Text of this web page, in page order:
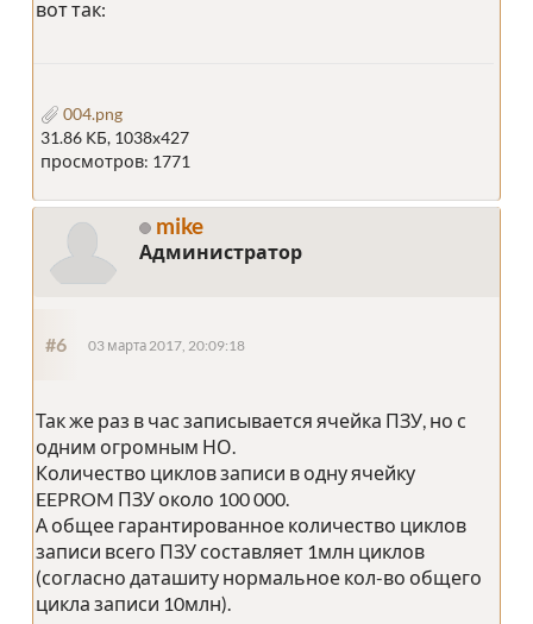
вот так:
004.png
31.86 КБ, 1038x427
просмотров: 1771
mike
Администратор
#6 03 марта 2017, 20:09:18
Так же раз в час записывается ячейка ПЗУ, но с
одним огромным НО.
Количество циклов записи в одну ячейку
EEPROM ПЗУ около 100 000.
А общее гарантированное количество циклов
записи всего ПЗУ составляет 1млн циклов
(согласно даташиту нормальное кол-во общего
цикла записи 10млн).